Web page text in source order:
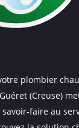
plombier
(Creuse)
faire au